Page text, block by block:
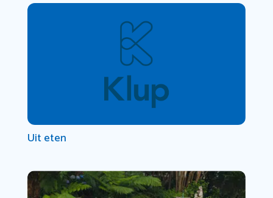
Uit eten